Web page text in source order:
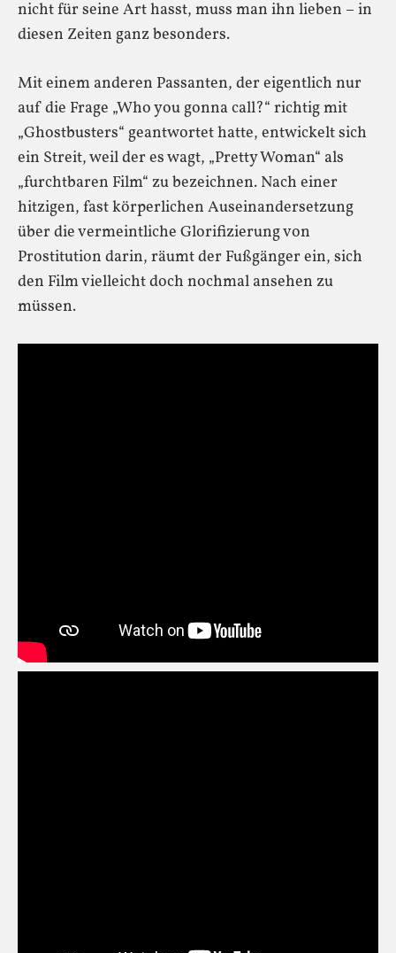
nicht für seine Art hasst, muss man ihn lieben – in
diesen Zeiten ganz besonders.
Mit einem anderen Passanten, der eigentlich nur
auf die Frage „Who you gonna call?“ richtig mit
„Ghostbusters“ geantwortet hatte, entwickelt sich
ein Streit, weil der es wagt, „Pretty Woman“ als
„furchtbaren Film“ zu bezeichnen. Nach einer
hitzigen, fast körperlichen Auseinandersetzung
über die vermeintliche Glorifizierung von
Prostitution darin, räumt der Fußgänger ein, sich
den Film vielleicht doch nochmal ansehen zu
müssen.